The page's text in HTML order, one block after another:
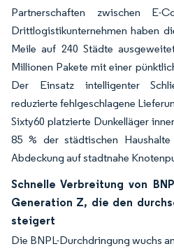
Partnerschaften zwischen E-
Drittlogistikunternehmen haben
Meile auf 240 Städte
Millionen Pakete mit einer
Der Einsatz intelligenter
reduzierte fehlgeschlagene
Sixty60 platzierte Dunkelläger
85 % der städtischen
Abdeckung auf stadtnahe
Schnelle Verbreitung von
Generation Z, die den
steigert
Die BNPL-Durchdringung wuchs